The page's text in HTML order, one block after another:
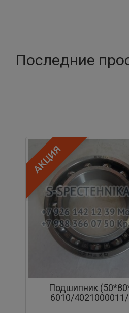
Последние
АКЦИЯ
Подшипник
6010/